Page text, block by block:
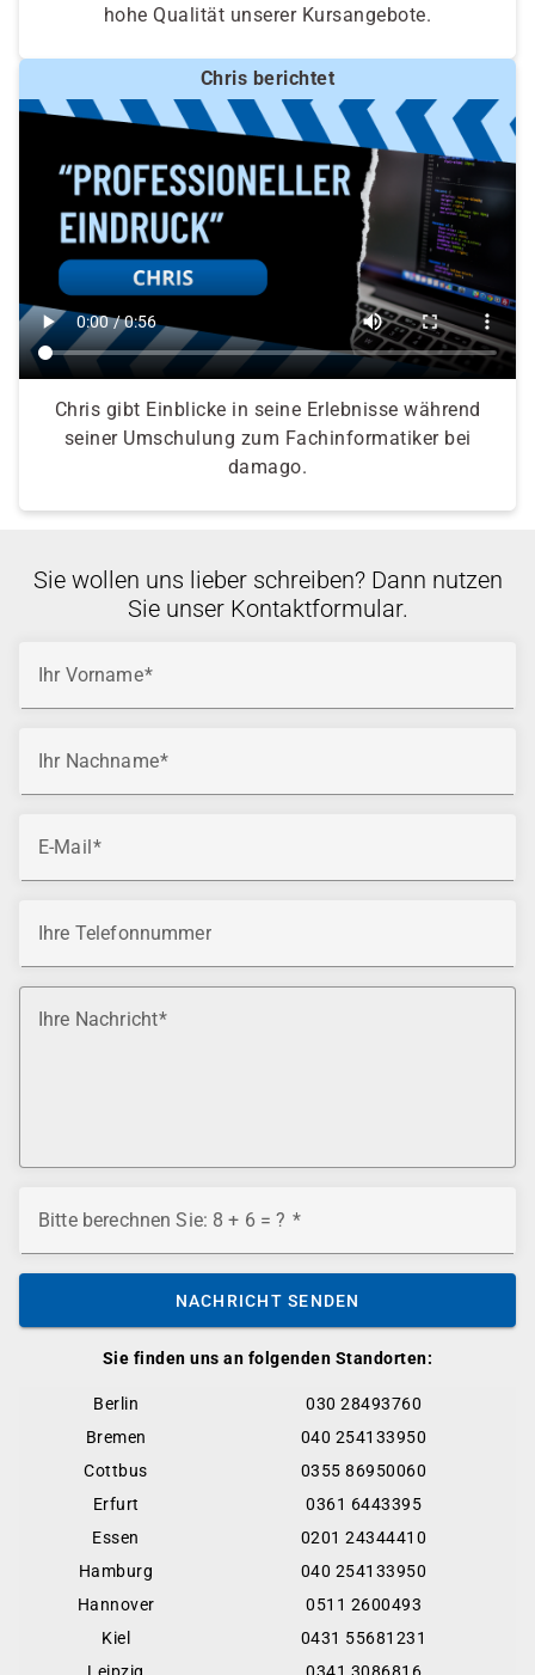
hohe Qualität unserer Kursangebote.
Chris berichtet
Chris gibt Einblicke in seine Erlebnisse während
seiner Umschulung zum Fachinformatiker bei
damago.
Sie finden uns an folgenden Standorten:
Berlin
030 28493760
Bremen
040 254133950
Cottbus
0355 86950060
Erfurt
0361 6443395
Essen
0201 24344410
Hamburg
040 254133950
Hannover
0511 2600493
Kiel
0431 55681231
Sie wollen uns lieber schreiben? Dann nutzen
Sie unser Kontaktformular.
Ihr Vorname
Ihr Nachname
E-Mail
Ihre Telefonnummer
Ihre Nachricht
Bitte berechnen Sie: 8 + 6 = ?
NACHRICHT SENDEN